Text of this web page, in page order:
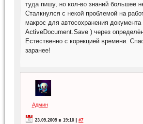
туда пишу, но кол-во знаний большее
Сталкнулся с некой проблемой на
макрос для автосохранения документа
ActiveDocument.Save ) через
Естественно с корекцией времени.
заранее!
Админ
23.09.2009 в 19:10 | #7